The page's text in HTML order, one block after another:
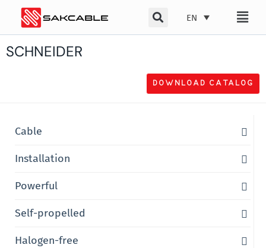
EN
SCHNEIDER
DOWNLOAD CATALOG
Cable
Installation
Powerful
Self-propelled
Halogen-free